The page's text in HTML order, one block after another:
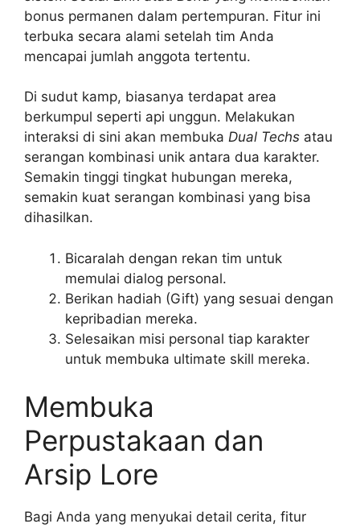
bonus permanen dalam pertempuran. Fitur ini
terbuka secara alami setelah tim Anda
mencapai jumlah anggota tertentu.
Di sudut kamp, biasanya terdapat area
berkumpul seperti api unggun. Melakukan
interaksi di sini akan membuka Dual Techs atau
serangan kombinasi unik antara dua karakter.
Semakin tinggi tingkat hubungan mereka,
semakin kuat serangan kombinasi yang bisa
dihasilkan.
Bicaralah dengan rekan tim untuk
memulai dialog personal.
Berikan hadiah (Gift) yang sesuai dengan
kepribadian mereka.
Selesaikan misi personal tiap karakter
untuk membuka ultimate skill mereka.
Membuka
Perpustakaan dan
Arsip Lore
Bagi Anda yang menyukai detail cerita, fitur